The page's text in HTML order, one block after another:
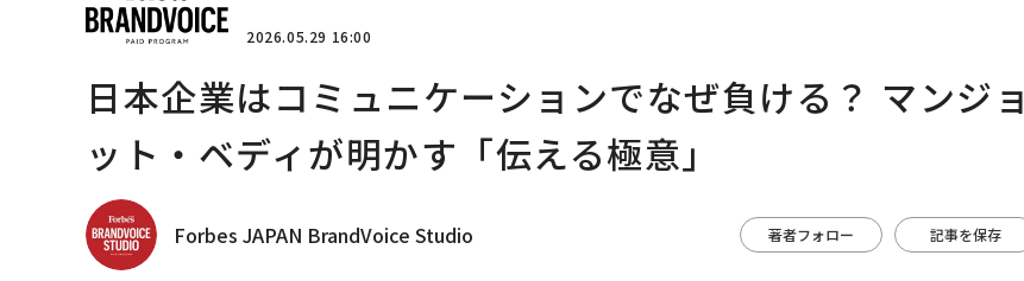
2026.05.29 16:00
日本企業はコミュニケーションでなぜ負ける？ マンジョ
ット・ベディが明かす「伝える極意」
Forbes JAPAN BrandVoice Studio 著者フォロー 記事を保存